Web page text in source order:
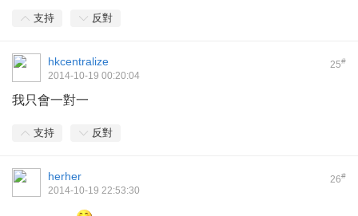
支持 反對
25#
hkcentralize
2014-10-19 00:20:04
我只會一對一
支持 反對
26#
herher
2014-10-19 22:53:30